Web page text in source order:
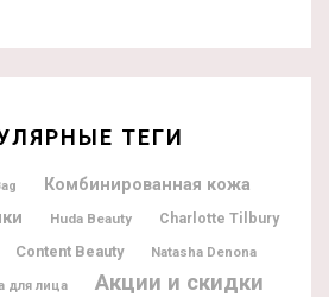
ТЕГИ
Комбинированная кожа
Huda Beauty Charlotte Tilbury
Content Beauty Natasha Denona
для лица Акции и скидки